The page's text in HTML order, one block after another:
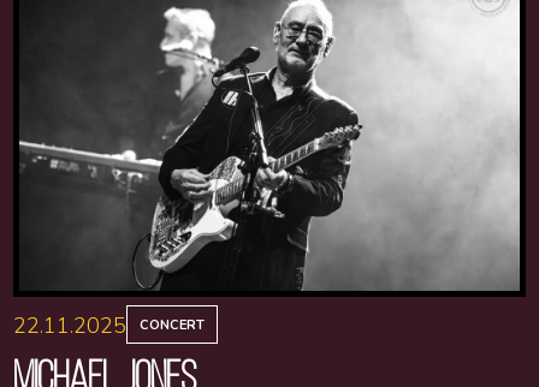
22.11.2025 CONCERT
MICHAEL JONES